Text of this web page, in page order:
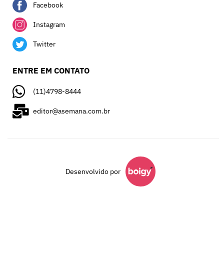
Facebook
Instagram
Twitter
ENTRE EM CONTATO
(11)4798-8444
editor@asemana.com.br
Desenvolvido por